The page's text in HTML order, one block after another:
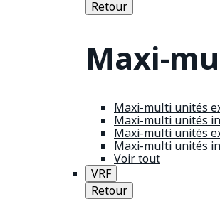
Retour
Maxi-
Maxi-multi unités
Maxi-multi unités
Maxi-multi unités
Maxi-multi unités
Voir tout
VRF
Retour